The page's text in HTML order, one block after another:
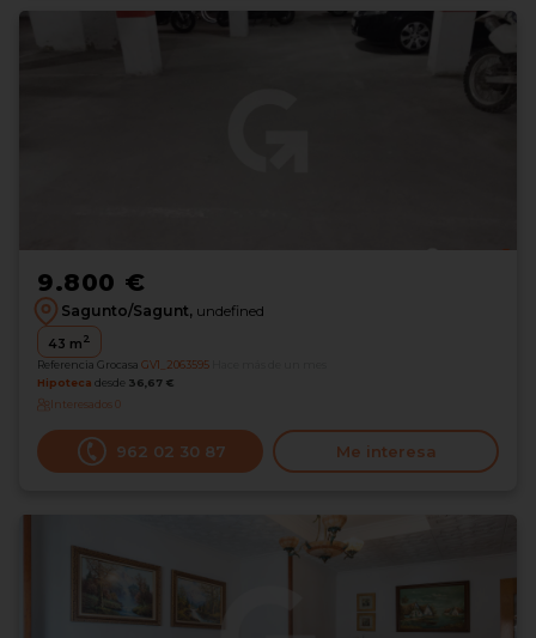
9.800 €
Sagunto/Sagunt, undefined
43 m2
Referencia Grocasa GV1_2063595
Hipoteca desde 36,67 €
Interesados0
962 02 30 87 Me interesa